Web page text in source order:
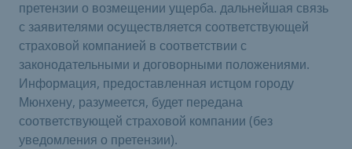
претензии о возмещении ущерба. дальнейшая связь
с заявителями осуществляется соответствующей
страховой компанией в соответствии с
законодательными и договорными положениями.
Информация, предоставленная истцом городу
Мюнхену, разумеется, будет передана
соответствующей страховой компании (без
уведомления о претензии).